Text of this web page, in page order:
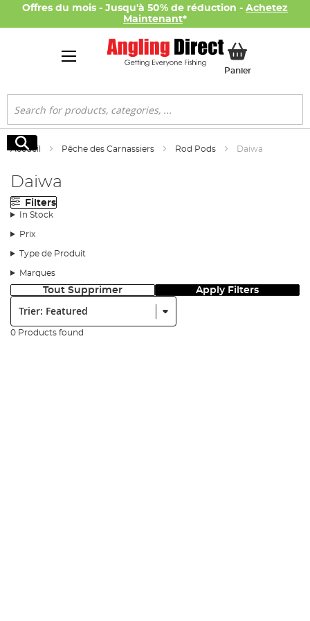
Offres du mois - Jusqu'à 50% de réduction - Achetez
Maintenant*
PanierMon panier
Rechercher
Rechercher
Accueil Pêche des Carnassiers Rod Pods Daiwa
Daiwa
Filters
In Stock
Prix
Type de Produit
Marques
Tout Supprimer Apply Filters
0 Products found